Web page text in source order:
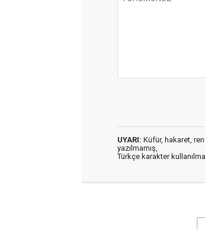
UYARI: Küfür, hakaret,
yazılmamış,
Türkçe karakter